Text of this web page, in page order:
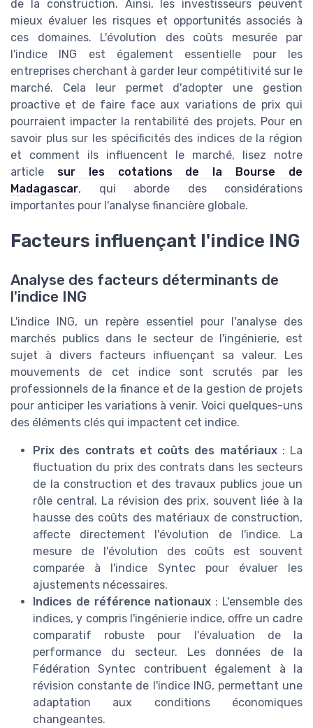
de la construction. Ainsi, les investisseurs peuvent
mieux évaluer les risques et opportunités associés à
ces domaines. L'évolution des coûts mesurée par
l'indice ING est également essentielle pour les
entreprises cherchant à garder leur compétitivité sur le
marché. Cela leur permet d'adopter une gestion
proactive et de faire face aux variations de prix qui
pourraient impacter la rentabilité des projets. Pour en
savoir plus sur les spécificités des indices de la région
et comment ils influencent le marché, lisez notre
article sur les cotations de la Bourse de
Madagascar, qui aborde des considérations
importantes pour l'analyse financière globale.
Facteurs influençant l'indice ING
Analyse des facteurs déterminants de
l'indice ING
L'indice ING, un repère essentiel pour l'analyse des
marchés publics dans le secteur de l'ingénierie, est
sujet à divers facteurs influençant sa valeur. Les
mouvements de cet indice sont scrutés par les
professionnels de la finance et de la gestion de projets
pour anticiper les variations à venir. Voici quelques-uns
des éléments clés qui impactent cet indice.
Prix des contrats et coûts des matériaux: La
fluctuation du prix des contrats dans les secteurs
de la construction et des travaux publics joue un
rôle central. La révision des prix, souvent liée à la
hausse des coûts des matériaux de construction,
affecte directement l'évolution de l'indice. La
mesure de l'évolution des coûts est souvent
comparée à l'indice Syntec pour évaluer les
ajustements nécessaires.
Indices de référence nationaux : L'ensemble des
indices, y compris l'ingénierie indice, offre un cadre
comparatif robuste pour l'évaluation de la
performance du secteur. Les données de la
Fédération Syntec contribuent également à la
révision constante de l'indice ING, permettant une
adaptation aux conditions économiques
changeantes.